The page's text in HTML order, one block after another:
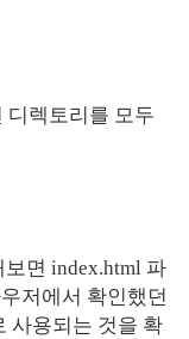
디렉토리를 모두
면 index.html 파
저에서 확인했던
사용되는 것을 확